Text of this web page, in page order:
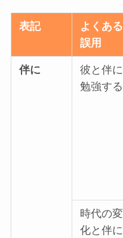
表記
よくある
誤用
伴に
彼と伴に
勉強する
時代の変
化と伴に